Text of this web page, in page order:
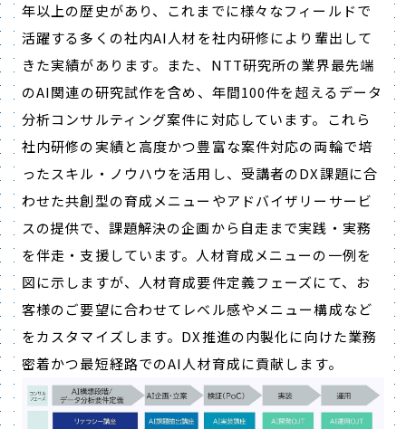
年以上の歴史があり、これまでに様々なフィールドで
活躍する多くの社内AI人材を社内研修により輩出して
きた実績があります。また、NTT研究所の業界最先端
のAI関連の研究試作を含め、年間100件を超えるデータ
分析コンサルティング案件に対応しています。これら
社内研修の実績と高度かつ豊富な案件対応の両輪で培
ったスキル・ノウハウを活用し、受講者のDX課題に合
わせた共創型の育成メニューやアドバイザリーサービ
スの提供で、課題解決の企画から自走まで実践・実務
を伴走・支援しています。人材育成メニューの一例を
図に示しますが、人材育成要件定義フェーズにて、お
客様のご要望に合わせてレベル感やメニュー構成など
をカスタマイズします。DX推進の内製化に向けた業務
密着かつ最短経路でのAI人材育成に貢献します。